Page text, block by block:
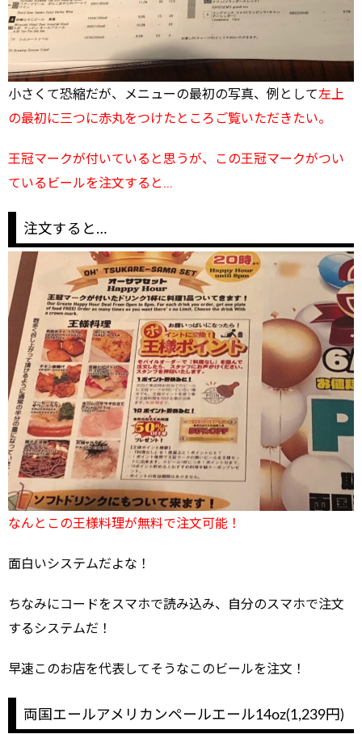
小さくて恐縮だが、メニューの最初の写真、例として左上
の最初に三つに赤丸をつけたところご覧いただきたい。
王冠マークが付いていると思うが、この王冠マークがつい
ているビールを注文すると…
注文すると…
なんとこの王様料理が無料で注文可能！
面白いシステムだよな！
ちなみにコードをスマホで読み込み、自分のスマホで注文
するシステムだ！
早速このお店を代表してそうなこのビールを注文！
両国エールアメリカンペールエール14oz(1,239円)